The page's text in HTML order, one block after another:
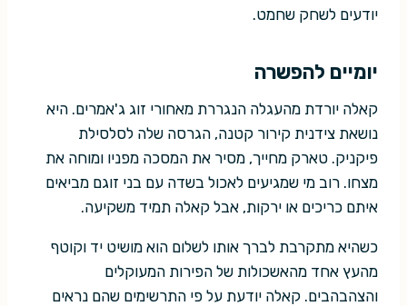
יודעים לשחק שחמט.
יומיים להפשרה
קאלה יורדת מהעגלה הנגררת מאחורי זוג ג'אמרים. היא
נושאת צידנית קירור קטנה, הגרסה שלה לסלסילת
פיקניק. טארק מחייך, מסיר את המסכה מפניו ומוחה את
מצחו. רוב מי שמגיעים לאכול בשדה עם בני זוגם מביאים
איתם כריכים או ירקות, אבל קאלה תמיד משקיעה.
כשהיא מתקרבת לברך אותו לשלום הוא מושיט יד וקוטף
מהעץ אחד מהאשכולות של הפירות המעוקלים
והצהבהבים. קאלה יודעת על פי התרשימים שהם נראים